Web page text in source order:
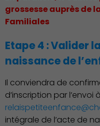
grossesse auprès de
Familiales
Etape 4 : Valider
naissance de
Il conviendra de
d’inscription par l’envoi
intégrale de l’acte de